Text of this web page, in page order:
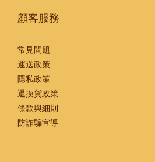
顧客服務
常見問題
運送政策
隱私政策
退換貨政策
條款與細則
防詐騙宣導